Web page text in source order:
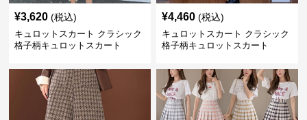
¥3,620 (税込)
キュロットスカート クラシック
格子柄キュロットスカート
¥4,460 (税込)
キュロットスカート クラシック
格子柄キュロットスカート